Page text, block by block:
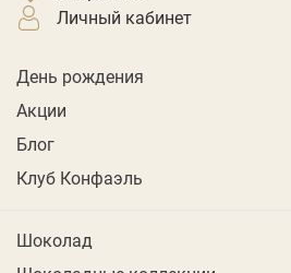
личный кабинет
День рождения
Акции
Блог
Клуб Конфаэль
Шоколад